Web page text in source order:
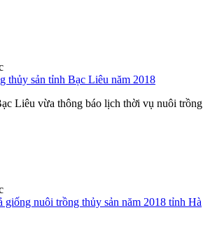
thủy sản tỉnh Bạc Liêu năm 2018
Liêu vừa thông báo lịch thời vụ nuôi trồng
nuôi trồng thủy sản năm 2018 tỉnh Hà